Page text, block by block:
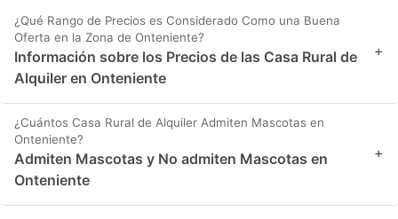
¿Qué Rango de Precios es Considerado Como una Buena
Oferta en la Zona de Onteniente?
Información sobre los Precios de las Casa Rural de
Alquiler en Onteniente
+
¿Cuántos Casa Rural de Alquiler Admiten Mascotas en
Onteniente?
Admiten Mascotas y No admiten Mascotas en
Onteniente
+